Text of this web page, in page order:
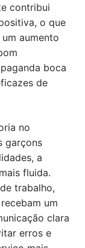
contribui
o que
aumento
boca
de
no
garçons
a
fluida.
trabalho,
um
clara
erros e